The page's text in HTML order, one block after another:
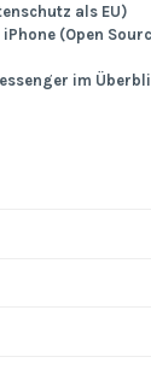
als EU)
(Open
im